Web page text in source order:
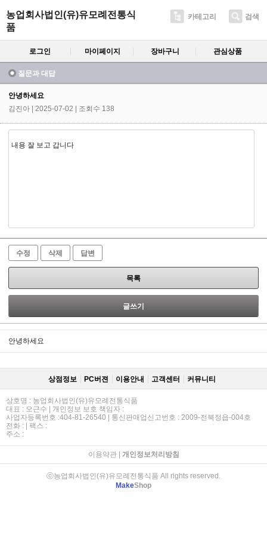
농업회사법인(유)유모례전통식
품
카테고리 검색
로그인 마이페이지 장바구니 관심상품
질문과 대답
안녕하세요
김진아 | 2025-07-02 | 조회수 138
내용 잘 보고 갑니다
수정 삭제 답변
목록
글쓰기
안녕하세요
상점정보 PC버젼 이용안내 고객센터 커뮤니티
상호명 : 농업회사법인(유)유모례전통식품
대표 : 오근수 | 개인정보 보호 책임자 :
사업자등록번호 :404-81-26540 | 통신판매업신고번호 : 2009-전북정읍-004호
전화 : | 팩스 :
주소 :
이용약관| 개인정보처리방침
ⓒ농업회사법인(유)유모례전통식품 All rights reserved.
MakeShop